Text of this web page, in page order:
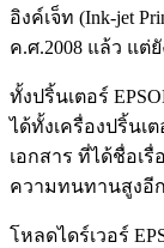
อิงค์เจ็ท (Ink-jet
ค.ศ.2008 แล้ว แต่
ทั้งปริ้นเตอร์
ได้ทั้งเครื่องปริ้นเ
เอกสาร ที่ได้ชื่อเ
ความทนทานสูงอีก
โหลดไดร์เวอร์